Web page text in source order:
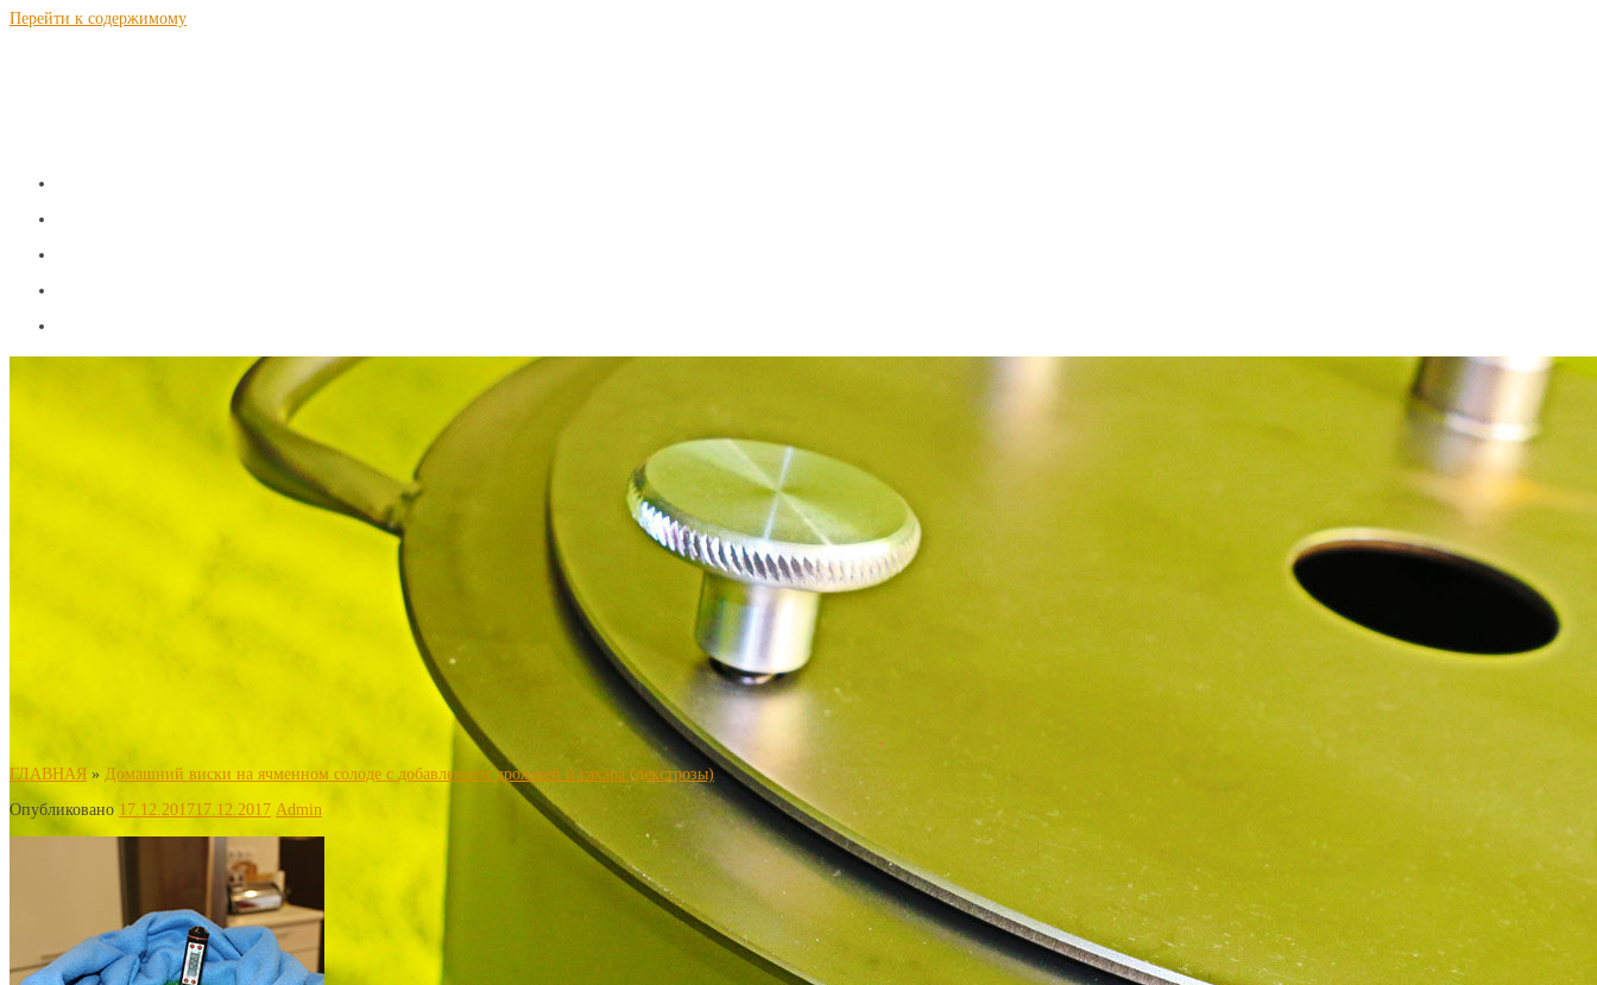
Перейти к содержимому
ГЛАВНАЯ » Домашний виски на ячменном солоде с добавлением дрожжей и сахара (декстрозы)
Опубликовано 17.12.201717.12.2017 Admin